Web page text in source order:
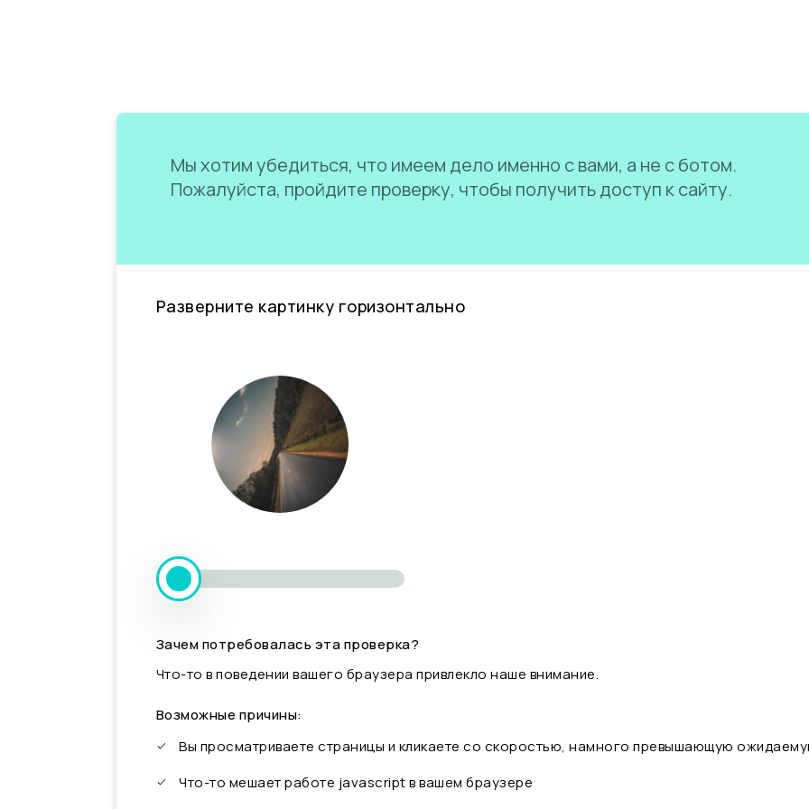
Мы хотим убедиться, что имеем дело именно с вами, а не с ботом.
Пожалуйста, пройдите проверку, чтобы получить доступ к сайту.
Разверните картинку горизонтально
Зачем потребовалась эта проверка?
Что-то в поведении вашего браузера привлекло наше внимание.
Возможные причины:
Вы просматриваете страницы и кликаете со скоростью, намного превышающую
Что-то мешает работе javascript в вашем браузере